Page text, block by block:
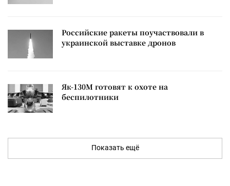
Российские ракеты поучаствовали в
украинской выставке дронов
Як-130М готовят к охоте на
беспилотники
Показать ещё